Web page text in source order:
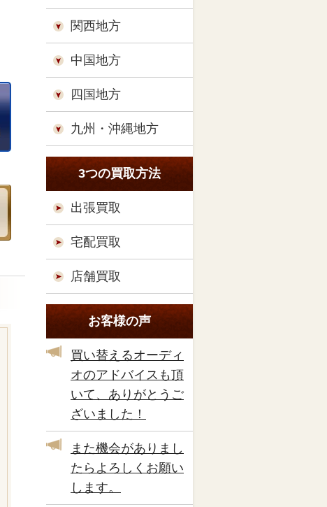
関西地方
中国地方
四国地方
九州・沖縄地方
3つの買取方法
出張買取
宅配買取
店舗買取
お客様の声
買い替えるオーディ
オのアドバイスも頂
いて、ありがとうご
ざいました！
また機会がありまし
たらよろしくお願い
します。